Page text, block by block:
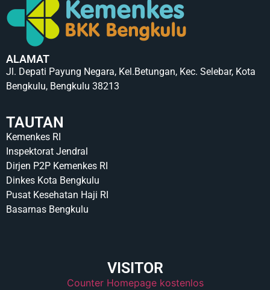
ALAMAT
Jl. Depati Payung Negara, Kel.Betungan, Kec. Selebar, Kota
Bengkulu, Bengkulu 38213
TAUTAN
Kemenkes RI
Inspektorat Jendral
Dirjen P2P Kemenkes RI
Dinkes Kota Bengkulu
Pusat Kesehatan Haji RI
Basarnas Bengkulu
VISITOR
Counter Homepage kostenlos